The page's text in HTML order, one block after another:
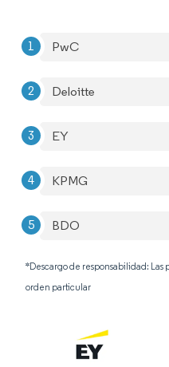
PwC
Deloitte
EY
KPMG
BDO
*Descargo de responsabilidad: Las
orden particular